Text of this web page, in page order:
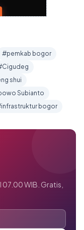
#pemkab bogor
shui
Subianto
bogor
WIB. Gratis,